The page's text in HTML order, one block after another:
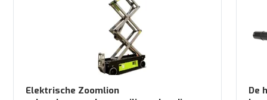
Elektrische Zoomlion
De